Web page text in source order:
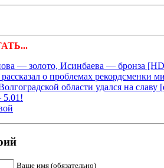
— золото, Исинбаева — бронза
о проблемах рекордсменки
области удался на славу
5.01!
Ваше имя (обязательно)